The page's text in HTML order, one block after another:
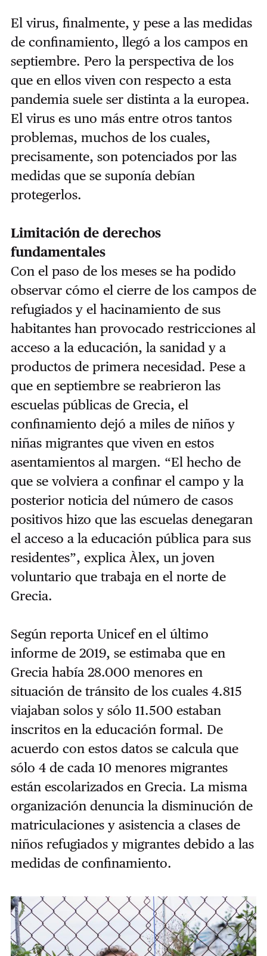
El virus, finalmente, y pese a las medidas
de confinamiento, llegó a los campos en
septiembre. Pero la perspectiva de los
que en ellos viven con respecto a esta
pandemia suele ser distinta a la europea. ​
El virus es uno más entre otros tantos
problemas, muchos de los cuales,
precisamente, son potenciados por las
medidas que se suponía debían
protegerlos.
Limitación de derechos
fundamentales
Con el paso de los meses se ha podido
observar cómo el cierre de los campos de
refugiados y el hacinamiento de sus
habitantes han provocado restricciones al
acceso a la educación, la sanidad y a
productos de primera necesidad. Pese a
que en septiembre se reabrieron las
escuelas públicas de Grecia, el
confinamiento dejó a miles de niños y
niñas migrantes que viven en estos
asentamientos al margen. “El hecho de
que se volviera a confinar el campo y la
posterior noticia del número de casos
positivos hizo que las escuelas denegaran
el acceso a la educación pública para sus
residentes”, explica Àlex, un joven
voluntario que trabaja en el norte de
Grecia.
Según reporta​ Unicef en el último
informe de 2019, se estimaba que en
Grecia había 28.000 menores en
situación de tránsito de los cuales 4.815
viajaban solos y sólo 11.500 estaban
inscritos en la educación formal. De
acuerdo con estos datos se calcula que
sólo 4 de cada 10 menores migrantes
están escolarizados en Grecia. La misma
organización ​denuncia la disminución de
matriculaciones y asistencia a clases de
niños refugiados y migrantes debido a las
medidas de confinamiento.